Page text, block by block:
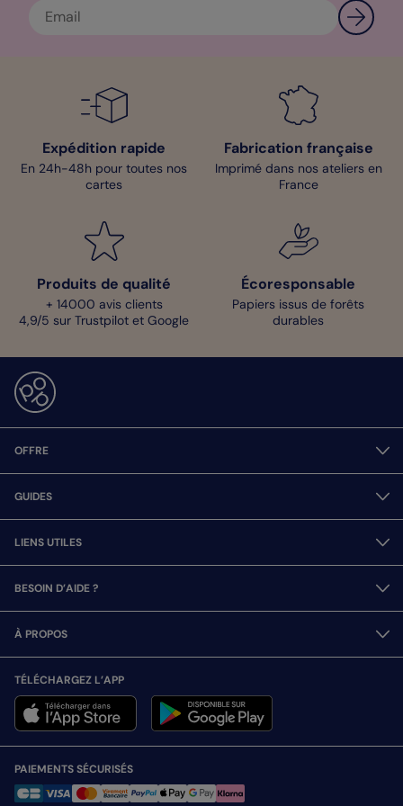
Expédition rapide
En 24h-48h pour toutes nos
cartes
Fabrication française
Imprimé dans nos ateliers en
France
Produits de qualité
+ 14000 avis clients
4,9/5 sur Trustpilot et Google
Écoresponsable
Papiers issus de forêts
durables
OFFRE
GUIDES
LIENS UTILES
BESOIN D’AIDE ?
À PROPOS
TÉLÉCHARGEZ L’APP
PAIEMENTS SÉCURISÉS